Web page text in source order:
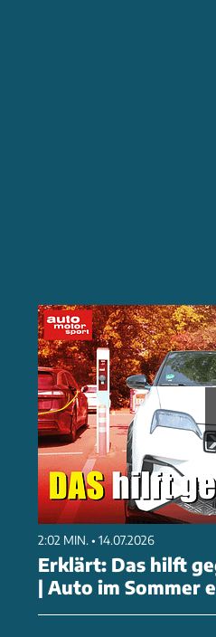
2:02 MIN. • 14.07.2026
Erklärt: Das hilft
| Auto im Sommer
Trick